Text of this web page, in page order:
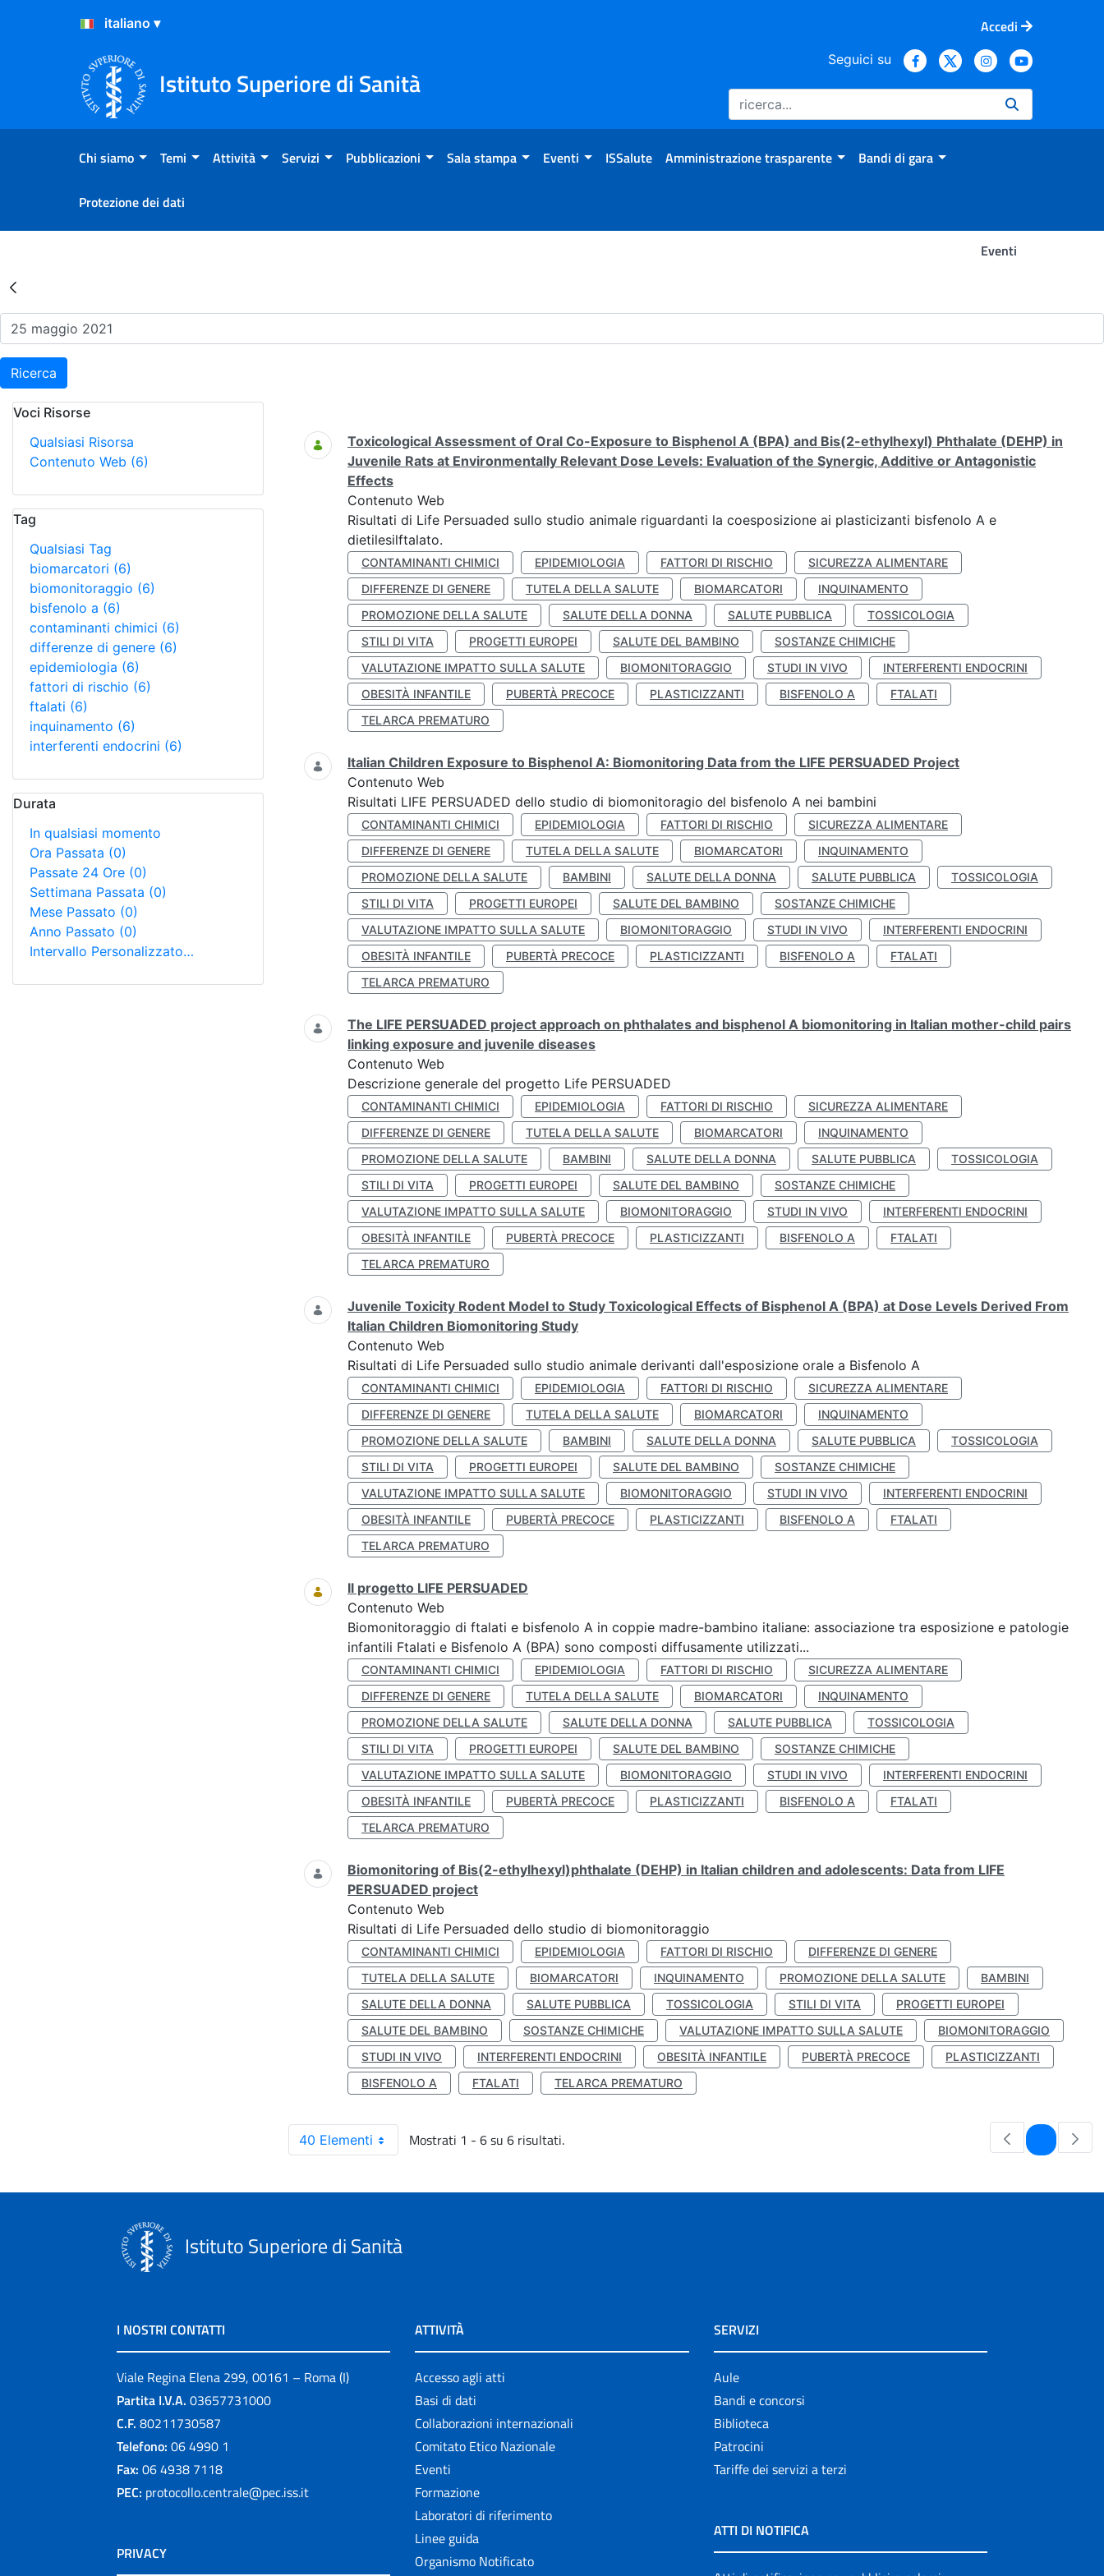
Salta al Contenuto
Salta al Footer
Accedi
Istituto Superiore di Sanità
Seguici su
Chi siamo Temi Attività Servizi Pubblicazioni Sala stampa Eventi ISSalute Amministrazione trasparente Bandi di gara
Protezione dei dati
Eventi
Risultati della Ricerca - Eventi
Ricerca
Voci Risorse
Qualsiasi Risorsa
Contenuto Web (6)
Tag
Qualsiasi Tag
biomarcatori (6)
biomonitoraggio (6)
bisfenolo a (6)
contaminanti chimici (6)
differenze di genere (6)
epidemiologia (6)
fattori di rischio (6)
ftalati (6)
inquinamento (6)
interferenti endocrini (6)
Durata
In qualsiasi momento
Ora Passata (0)
Passate 24 Ore (0)
Settimana Passata (0)
Mese Passato (0)
Anno Passato (0)
Intervallo Personalizzato…
Ricerca
Toxicological Assessment of Oral Co-Exposure to Bisphenol A (BPA) and Bis(2-ethylhexyl) Phthalate (DEHP) in
Juvenile Rats at Environmentally Relevant Dose Levels: Evaluation of the Synergic, Additive or Antagonistic
Effects
Contenuto Web
Risultati di Life Persuaded sullo studio animale riguardanti la coesposizione ai plasticizanti bisfenolo A e
dietilesilftalato.
CONTAMINANTI CHIMICI EPIDEMIOLOGIA FATTORI DI RISCHIO
SICUREZZA ALIMENTARE
DIFFERENZE DI GENERE
TUTELA DELLA SALUTE BIOMARCATORI
INQUINAMENTO
PROMOZIONE DELLA SALUTE
SALUTE DELLA DONNA SALUTE PUBBLICA
TOSSICOLOGIA
STILI DI VITA
PROGETTI EUROPEI SALUTE DEL BAMBINO
SOSTANZE CHIMICHE
VALUTAZIONE IMPATTO SULLA SALUTE
BIOMONITORAGGIO STUDI IN VIVO
INTERFERENTI ENDOCRINI
OBESITÀ INFANTILE
PUBERTÀ PRECOCE PLASTICIZZANTI BISFENOLO A
FTALATI
TELARCA PREMATURO
Italian Children Exposure to Bisphenol A: Biomonitoring Data from the LIFE PERSUADED Project
Contenuto Web
Risultati LIFE PERSUADED dello studio di biomonitoragio del bisfenolo A nei bambini
CONTAMINANTI CHIMICI EPIDEMIOLOGIA FATTORI DI RISCHIO
SICUREZZA ALIMENTARE
DIFFERENZE DI GENERE
TUTELA DELLA SALUTE BIOMARCATORI
INQUINAMENTO
PROMOZIONE DELLA SALUTE
BAMBINI SALUTE DELLA DONNA SALUTE PUBBLICA
TOSSICOLOGIA
STILI DI VITA
PROGETTI EUROPEI SALUTE DEL BAMBINO
SOSTANZE CHIMICHE
VALUTAZIONE IMPATTO SULLA SALUTE
BIOMONITORAGGIO STUDI IN VIVO
INTERFERENTI ENDOCRINI
OBESITÀ INFANTILE
PUBERTÀ PRECOCE PLASTICIZZANTI BISFENOLO A
FTALATI
TELARCA PREMATURO
The LIFE PERSUADED project approach on phthalates and bisphenol A biomonitoring in Italian mother-child pairs
linking exposure and juvenile diseases
Contenuto Web
Descrizione generale del progetto Life PERSUADED
CONTAMINANTI CHIMICI EPIDEMIOLOGIA FATTORI DI RISCHIO
SICUREZZA ALIMENTARE
DIFFERENZE DI GENERE
TUTELA DELLA SALUTE BIOMARCATORI
INQUINAMENTO
PROMOZIONE DELLA SALUTE
BAMBINI SALUTE DELLA DONNA SALUTE PUBBLICA
TOSSICOLOGIA
STILI DI VITA
PROGETTI EUROPEI SALUTE DEL BAMBINO
SOSTANZE CHIMICHE
VALUTAZIONE IMPATTO SULLA SALUTE
BIOMONITORAGGIO STUDI IN VIVO
INTERFERENTI ENDOCRINI
OBESITÀ INFANTILE
PUBERTÀ PRECOCE PLASTICIZZANTI BISFENOLO A
FTALATI
TELARCA PREMATURO
Juvenile Toxicity Rodent Model to Study Toxicological Effects of Bisphenol A (BPA) at Dose Levels Derived From
Italian Children Biomonitoring Study
Contenuto Web
Risultati di Life Persuaded sullo studio animale derivanti dall'esposizione orale a Bisfenolo A
CONTAMINANTI CHIMICI EPIDEMIOLOGIA FATTORI DI RISCHIO
SICUREZZA ALIMENTARE
DIFFERENZE DI GENERE
TUTELA DELLA SALUTE BIOMARCATORI
INQUINAMENTO
PROMOZIONE DELLA SALUTE
BAMBINI SALUTE DELLA DONNA SALUTE PUBBLICA
TOSSICOLOGIA
STILI DI VITA
PROGETTI EUROPEI SALUTE DEL BAMBINO
SOSTANZE CHIMICHE
VALUTAZIONE IMPATTO SULLA SALUTE
BIOMONITORAGGIO STUDI IN VIVO
INTERFERENTI ENDOCRINI
OBESITÀ INFANTILE
PUBERTÀ PRECOCE PLASTICIZZANTI BISFENOLO A
FTALATI
TELARCA PREMATURO
Il progetto LIFE PERSUADED
Contenuto Web
Biomonitoraggio di ftalati e bisfenolo A in coppie madre-bambino italiane: associazione tra esposizione e patologie
infantili Ftalati e Bisfenolo A (BPA) sono composti diffusamente utilizzati...
CONTAMINANTI CHIMICI EPIDEMIOLOGIA FATTORI DI RISCHIO
SICUREZZA ALIMENTARE
DIFFERENZE DI GENERE
TUTELA DELLA SALUTE BIOMARCATORI
INQUINAMENTO
PROMOZIONE DELLA SALUTE
SALUTE DELLA DONNA SALUTE PUBBLICA
TOSSICOLOGIA
STILI DI VITA
PROGETTI EUROPEI SALUTE DEL BAMBINO
SOSTANZE CHIMICHE
VALUTAZIONE IMPATTO SULLA SALUTE
BIOMONITORAGGIO STUDI IN VIVO
INTERFERENTI ENDOCRINI
OBESITÀ INFANTILE
PUBERTÀ PRECOCE PLASTICIZZANTI BISFENOLO A
FTALATI
TELARCA PREMATURO
Biomonitoring of Bis(2-ethylhexyl)phthalate (DEHP) in Italian children and adolescents: Data from LIFE
PERSUADED project
Contenuto Web
Risultati di Life Persuaded dello studio di biomonitoraggio
CONTAMINANTI CHIMICI EPIDEMIOLOGIA FATTORI DI RISCHIO
DIFFERENZE DI GENERE
TUTELA DELLA SALUTE
BIOMARCATORI INQUINAMENTO PROMOZIONE DELLA SALUTE
BAMBINI
SALUTE DELLA DONNA
SALUTE PUBBLICA TOSSICOLOGIA STILI DI VITA
PROGETTI EUROPEI
SALUTE DEL BAMBINO
SOSTANZE CHIMICHE VALUTAZIONE IMPATTO SULLA SALUTE
BIOMONITORAGGIO
STUDI IN VIVO
INTERFERENTI ENDOCRINI OBESITÀ INFANTILE PUBERTÀ PRECOCE
PLASTICIZZANTI
BISFENOLO A
FTALATI TELARCA PREMATURO
40 Elementi Mostrati 1 - 6 su 6 risultati. Pagina
Istituto Superiore di Sanità
I NOSTRI CONTATTI
Viale Regina Elena 299, 00161 – Roma (I)
Partita I.V.A. 03657731000
C.F. 80211730587
Telefono: 06 4990 1
Fax: 06 4938 7118
PEC: protocollo.centrale@pec.iss.it
PRIVACY
ATTIVITÀ
Accesso agli atti
Basi di dati
Collaborazioni internazionali
Comitato Etico Nazionale
Eventi
Formazione
Laboratori di riferimento
Linee guida
Organismo Notificato
SERVIZI
Aule
Bandi e concorsi
Biblioteca
Patrocini
Tariffe dei servizi a terzi
ATTI DI NOTIFICA